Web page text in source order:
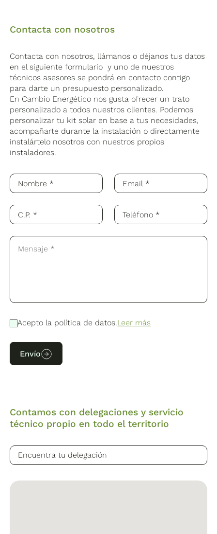
Contacta con nosotros
Contacta con nosotros, llámanos o déjanos tus datos
en el siguiente formulario y uno de nuestros
técnicos asesores se pondrá en contacto contigo
para darte un presupuesto personalizado.
En Cambio Energético nos gusta ofrecer un trato
personalizado a todos nuestros clientes. Podemos
personalizar tu kit solar en base a tus necesidades,
acompañarte durante la instalación o directamente
instalártelo nosotros con nuestros propios
instaladores.
Acepto la política de datos.Leer más
Envío
Contamos con delegaciones y servicio
técnico propio en todo el territorio